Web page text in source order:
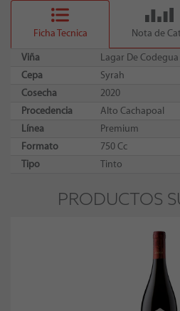
Ficha Tecnica Nota de
Viña
Lagar De Codegua
Cepa
Syrah
Cosecha
2020
Procedencia
Alto Cachapoal
Línea
Premium
Formato
750 Cc
Tipo
Tinto
PRODUCTOS